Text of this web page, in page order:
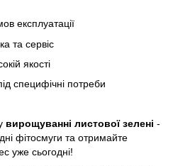
експлуатації
та сервіс
якості
специфічні потреби
вирощуванні листової зелені -
фітосмуги та отримайте
уже сьогодні!